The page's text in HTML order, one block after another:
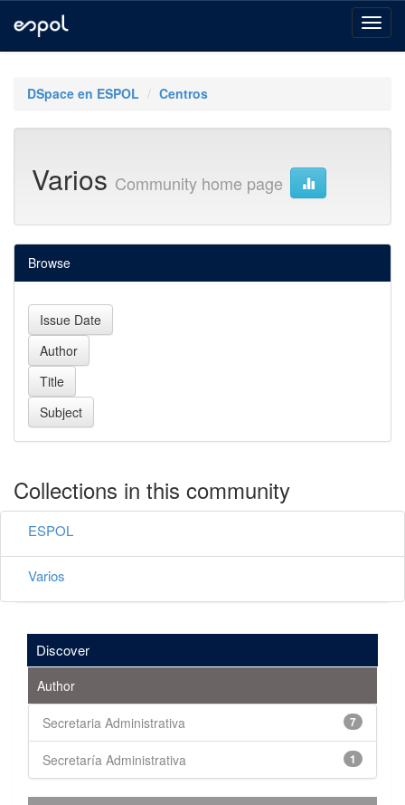
navigationDSpace en ESPOL Centros
Varios Community home page
Browse
Collections in this community
ESPOL
Varios
Discover
Author
7
Secretaria Administrativa
1
Secretaría Administrativa